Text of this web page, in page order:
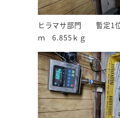
ヒラマサ部門 暫定1
ｍ 6.855ｋｇ